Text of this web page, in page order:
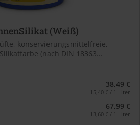
(Weiß)
konservierungsmittelfreie,
(nach DIN 18363...
38,49 €
15,40 € / 1 Liter
67,99 €
13,60 € / 1 Liter